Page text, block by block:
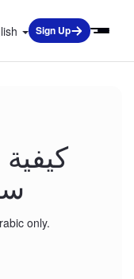
Sign Up
only.